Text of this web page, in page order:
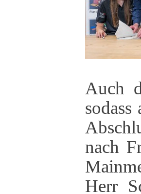
Auch
nach
Herr